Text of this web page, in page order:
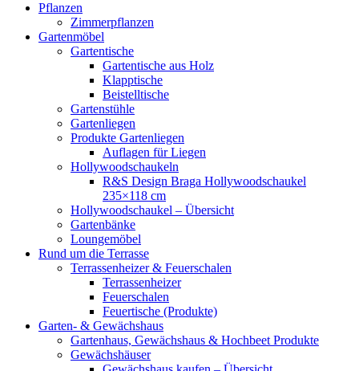
Pflanzen
Zimmerpflanzen
Gartenmöbel
Gartentische
Gartentische aus Holz
Klapptische
Beistelltische
Gartenstühle
Gartenliegen
Produkte Gartenliegen
Auflagen für Liegen
Hollywoodschaukeln
R&S Design Braga Hollywoodschaukel
235×118 cm
Hollywoodschaukel – Übersicht
Gartenbänke
Loungemöbel
Rund um die Terrasse
Terrassenheizer & Feuerschalen
Terrassenheizer
Feuerschalen
Feuertische (Produkte)
Garten- & Gewächshaus
Gartenhaus, Gewächshaus & Hochbeet Produkte
Gewächshäuser